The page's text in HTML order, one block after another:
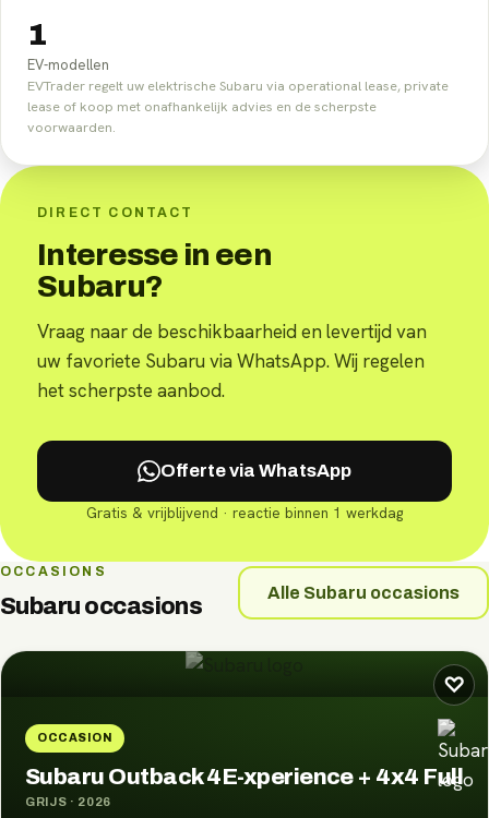
1
EV-modellen
EVTrader regelt uw elektrische Subaru via operational lease, private
lease of koop met onafhankelijk advies en de scherpste
voorwaarden.
DIRECT CONTACT
Interesse in een
Subaru?
Vraag naar de beschikbaarheid en levertijd van
uw favoriete Subaru via WhatsApp. Wij regelen
het scherpste aanbod.
Offerte via WhatsApp
Gratis & vrijblijvend · reactie binnen 1 werkdag
OCCASIONS
Subaru occasions
Alle Subaru occasions
♡
OCCASION
Subaru Outback 4E-xperience + 4x4 Full
GRIJS · 2026